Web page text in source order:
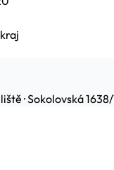
·Sokolovská